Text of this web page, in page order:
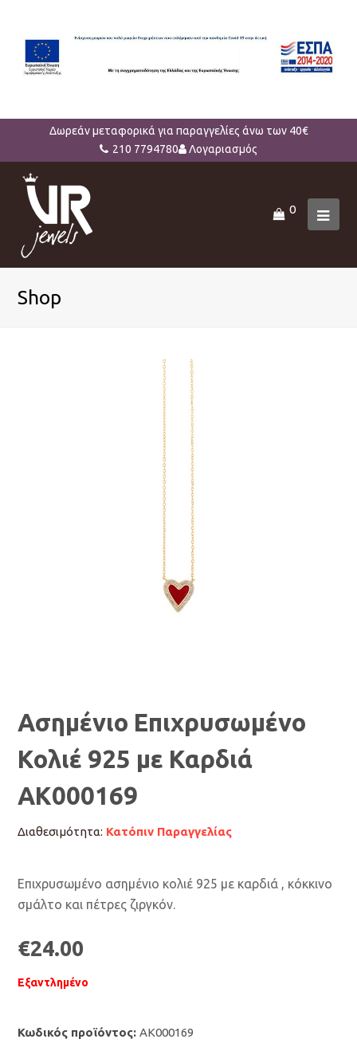
Δωρεάν μεταφορικά για παραγγελίες άνω των 40€
210 7794780
Λογαριασμός
0
Shop
Ασημένιο Επιχρυσωμένο
Κολιέ 925 με Καρδιά
AK000169
Διαθεσιμότητα: Κατόπιν Παραγγελίας
Επιχρυσωμένο ασημένιο κολιέ 925 με καρδιά , κόκκινο
σμάλτο και πέτρες ζιργκόν.
€24.00
Εξαντλημένο
Κωδικός προϊόντος:AK000169